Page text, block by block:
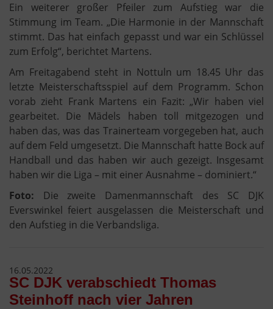
Ein weiterer großer Pfeiler zum Aufstieg war die
Stimmung im Team. „Die Harmonie in der Mannschaft
stimmt. Das hat einfach gepasst und war ein Schlüssel
zum Erfolg“, berichtet Martens.
Am Freitagabend steht in Nottuln um 18.45 Uhr das
letzte Meisterschaftsspiel auf dem Programm. Schon
vorab zieht Frank Martens ein Fazit: „Wir haben viel
gearbeitet. Die Mädels haben toll mitgezogen und
haben das, was das Trainerteam vorgegeben hat, auch
auf dem Feld umgesetzt. Die Mannschaft hatte Bock auf
Handball und das haben wir auch gezeigt. Insgesamt
haben wir die Liga – mit einer Ausnahme – dominiert.“
Foto: Die zweite Damenmannschaft des SC DJK
Everswinkel feiert ausgelassen die Meisterschaft und
den Aufstieg in die Verbandsliga.
16.05.2022
SC DJK verabschiedt Thomas
Steinhoff nach vier Jahren